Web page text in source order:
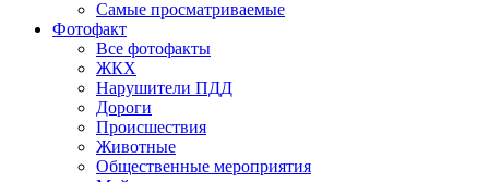
Самые просматриваемые
Фотофакт
Все фотофакты
ЖКХ
Нарушители ПДД
Дороги
Происшествия
Животные
Общественные мероприятия